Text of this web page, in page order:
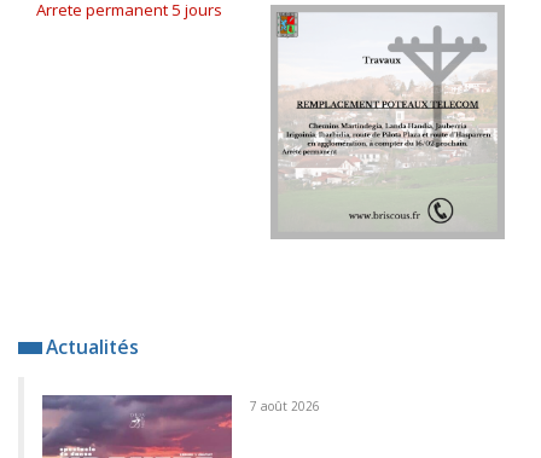
Arrete permanent 5 jours
Actualités
7 août 2026